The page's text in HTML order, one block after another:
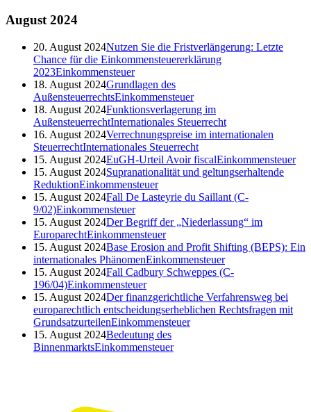
August 2024
20. August 2024Nutzen Sie die Fristverlängerung: Letzte
Chance für die Einkommensteuererklärung
2023Einkommensteuer
18. August 2024Grundlagen des
AußensteuerrechtsEinkommensteuer
18. August 2024Funktionsverlagerung im
AußensteuerrechtInternationales Steuerrecht
16. August 2024Verrechnungspreise im internationalen
SteuerrechtInternationales Steuerrecht
15. August 2024EuGH-Urteil Avoir fiscalEinkommensteuer
15. August 2024Supranationalität und geltungserhaltende
ReduktionEinkommensteuer
15. August 2024Fall De Lasteyrie du Saillant (C-
9/02)Einkommensteuer
15. August 2024Der Begriff der „Niederlassung“ im
EuroparechtEinkommensteuer
15. August 2024Base Erosion and Profit Shifting (BEPS): Ein
internationales PhänomenEinkommensteuer
15. August 2024Fall Cadbury Schweppes (C-
196/04)Einkommensteuer
15. August 2024Der finanzgerichtliche Verfahrensweg bei
europarechtlich entscheidungserheblichen Rechtsfragen mit
GrundsatzurteilenEinkommensteuer
15. August 2024Bedeutung des
BinnenmarktsEinkommensteuer